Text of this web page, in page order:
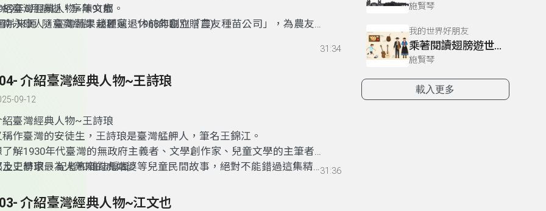
年6月病逝，享年91歲。
片來源: 隨意窩網誌 趙麗蓮退休前的臨別贈言)
紹臺灣經典人物~陳文郁
南永康人，臺灣蔬果栽種家，1968年創立「農友種苗公司」，為農友社
，總數超過1000種。
31:34
介紹臺灣經典人物~王詩琅
09-12
紹臺灣經典人物~王詩琅
稱作臺灣的安徒生，王詩琅是臺灣艋舺人，筆名王錦江。
了解1930年代臺灣的無政府主義者、文學創作家、兒童文學的主筆者、
土史學家 、記者和雜誌編輯，
及王詩琅最為人熟知的虎姑婆等兒童民間故事，絕對不能錯過這集精彩31:36
介紹臺灣經典人物~江文也
施賢琴
我的世界好朋友
乘著閱讀翅膀遊世界～桃園外社國小（上）
施賢琴
載入更多